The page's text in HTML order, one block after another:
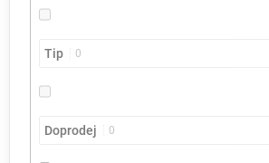
Tip 0
Doprodej 0